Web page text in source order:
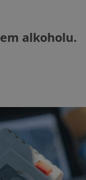
alkoholu.